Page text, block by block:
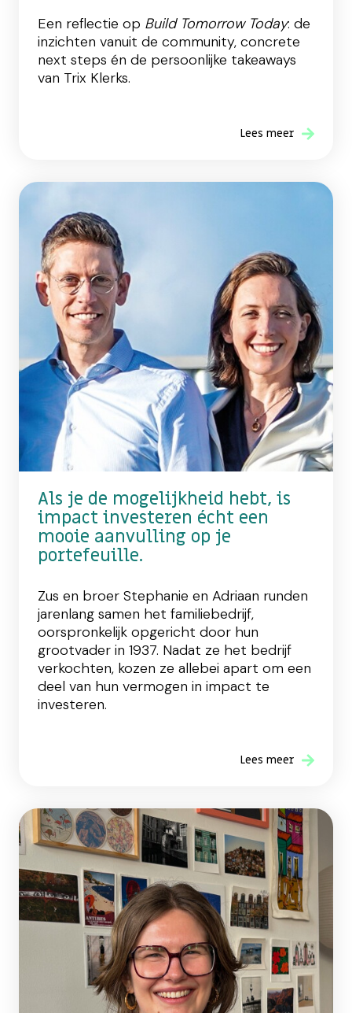
Een reflectie op Build Tomorrow Today: de
inzichten vanuit de community, concrete
next steps én de persoonlijke takeaways
van Trix Klerks.
Lees meer
Als je de mogelijkheid hebt, is
impact investeren écht een
mooie aanvulling op je
portefeuille.
Zus en broer Stephanie en Adriaan runden
jarenlang samen het familiebedrijf,
oorspronkelijk opgericht door hun
grootvader in 1937. Nadat ze het bedrijf
verkochten, kozen ze allebei apart om een
deel van hun vermogen in impact te
investeren.
Lees meer